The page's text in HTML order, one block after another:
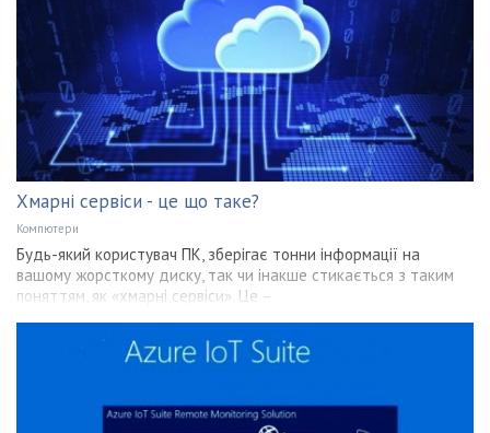
Хмарні сервіси - це що таке?
Компютери
Будь-який користувач ПК, зберігає тонни інформації на
вашому жорсткому диску, так чи інакше стикається з таким
поняттям, як «хмарні сервіси». Це –